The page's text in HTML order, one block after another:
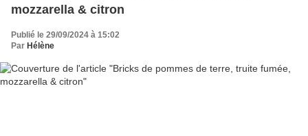
mozzarella & citron
Publié le 29/09/2024 à 15:02
Par Hélène